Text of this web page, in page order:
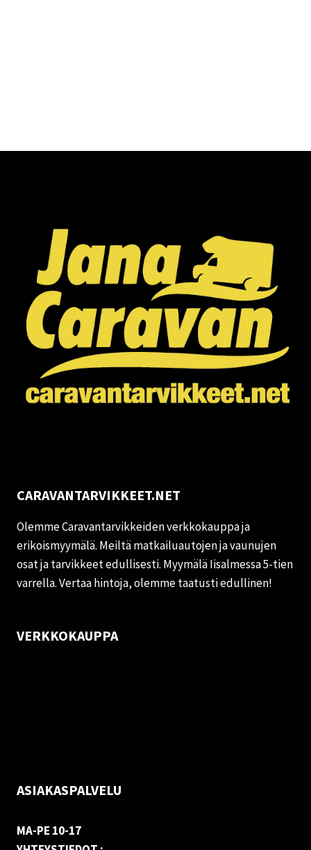
CARAVANTARVIKKEET.NET
Olemme Caravantarvikkeiden verkkokauppa ja
erikoismyymälä. Meiltä matkailuautojen ja vaunujen
osat ja tarvikkeet edullisesti. Myymälä Iisalmessa 5-tien
varrella. Vertaa hintoja, olemme taatusti edullinen!
VERKKOKAUPPA
ASIAKASPALVELU
MA-PE 10-17